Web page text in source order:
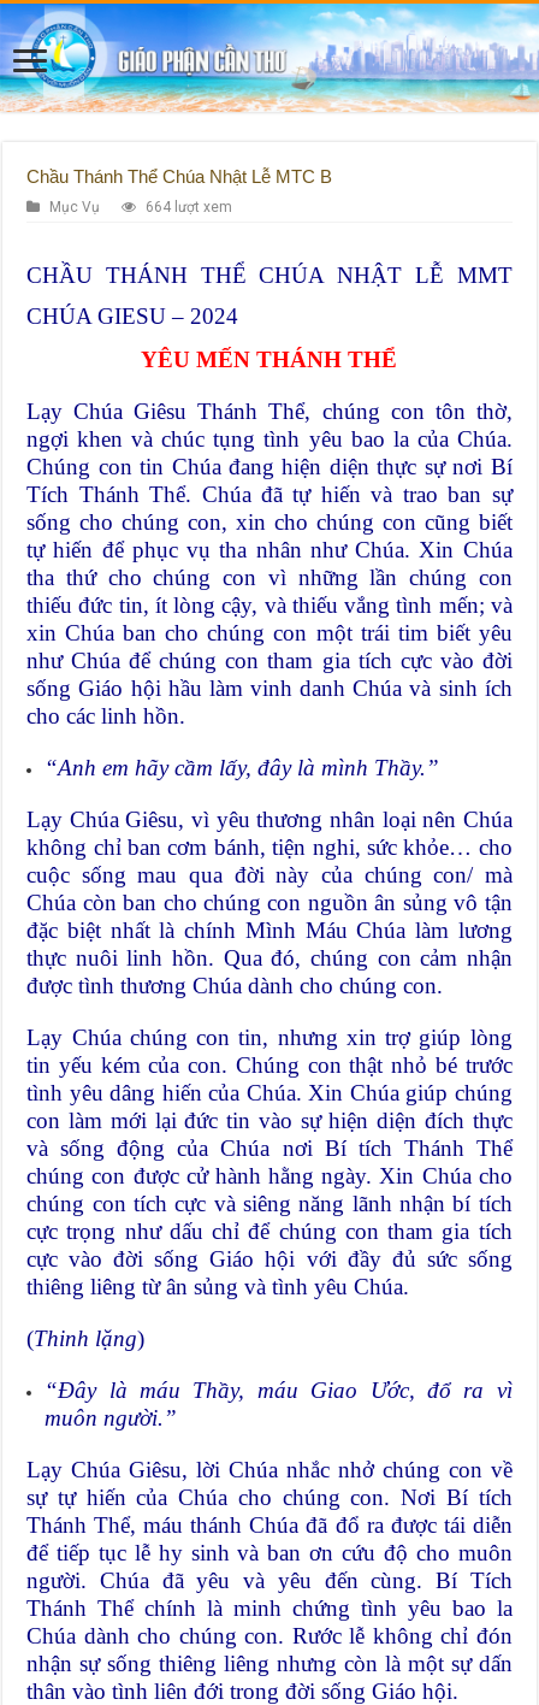
Chầu Thánh Thể Chúa Nhật Lễ MTC B
Mục Vụ 664 lượt xem
CHẦU THÁNH THỂ CHÚA NHẬT LỄ MMT
CHÚA GIESU – 2024
YÊU MẾN THÁNH THỂ
Lạy Chúa Giêsu Thánh Thể, chúng con tôn thờ,
ngợi khen và chúc tụng tình yêu bao la của Chúa.
Chúng con tin Chúa đang hiện diện thực sự nơi Bí
Tích Thánh Thể. Chúa đã tự hiến và trao ban sự
sống cho chúng con, xin cho chúng con cũng biết
tự hiến để phục vụ tha nhân như Chúa. Xin Chúa
tha thứ cho chúng con vì những lần chúng con
thiếu đức tin, ít lòng cậy, và thiếu vắng tình mến; và
xin Chúa ban cho chúng con một trái tim biết yêu
như Chúa để chúng con tham gia tích cực vào đời
sống Giáo hội hầu làm vinh danh Chúa và sinh ích
cho các linh hồn.
“Anh em hãy cầm lấy, đây là mình Thầy.”
Lạy Chúa Giêsu, vì yêu thương nhân loại nên Chúa
không chỉ ban cơm bánh, tiện nghi, sức khỏe… cho
cuộc sống mau qua đời này của chúng con/ mà
Chúa còn ban cho chúng con nguồn ân sủng vô tận
đặc biệt nhất là chính Mình Máu Chúa làm lương
thực nuôi linh hồn. Qua đó, chúng con cảm nhận
được tình thương Chúa dành cho chúng con.
Lạy Chúa chúng con tin, nhưng xin trợ giúp lòng
tin yếu kém của con. Chúng con thật nhỏ bé trước
tình yêu dâng hiến của Chúa. Xin Chúa giúp chúng
con làm mới lại đức tin vào sự hiện diện đích thực
và sống động của Chúa nơi Bí tích Thánh Thể
chúng con được cử hành hằng ngày. Xin Chúa cho
chúng con tích cực và siêng năng lãnh nhận bí tích
cực trọng như dấu chỉ để chúng con tham gia tích
cực vào đời sống Giáo hội với đầy đủ sức sống
thiêng liêng từ ân sủng và tình yêu Chúa.
(Thinh lặng)
“Đây là máu Thầy, máu Giao Ước, đổ ra vì
muôn người.”
Lạy Chúa Giêsu, lời Chúa nhắc nhở chúng con về
sự tự hiến của Chúa cho chúng con. Nơi Bí tích
Thánh Thể, máu thánh Chúa đã đổ ra được tái diễn
để tiếp tục lễ hy sinh và ban ơn cứu độ cho muôn
người. Chúa đã yêu và yêu đến cùng. Bí Tích
Thánh Thể chính là minh chứng tình yêu bao la
Chúa dành cho chúng con. Rước lễ không chỉ đón
nhận sự sống thiêng liêng nhưng còn là một sự dấn
thân vào tình liên đới trong đời sống Giáo hội.